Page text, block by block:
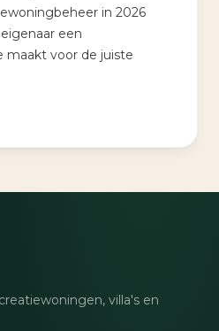
in 2026
een
maakt voor de juiste
villa's en